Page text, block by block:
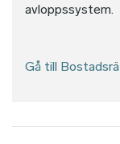
avloppssystem.
Gå till